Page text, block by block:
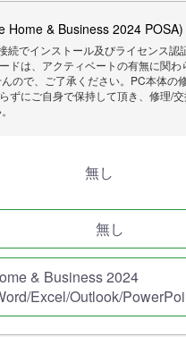
Home & Business 2024 POSA)
続でインストール及びライセンス認
ドは、アクティベートの有無に関わ
ので、ご了承ください。PC本体の
ずにご自身で保持して頂き、修理/
無し
無し
& Business 2024
Excel/Outlook/